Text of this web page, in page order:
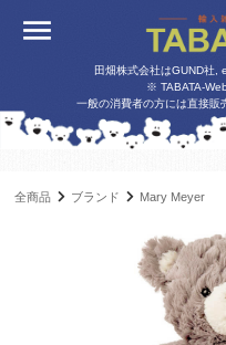
田畑株式会社はGUND社,
※ TABATA-
一般の消費者の方には直接販
全商品 ブランド Mary Meyer